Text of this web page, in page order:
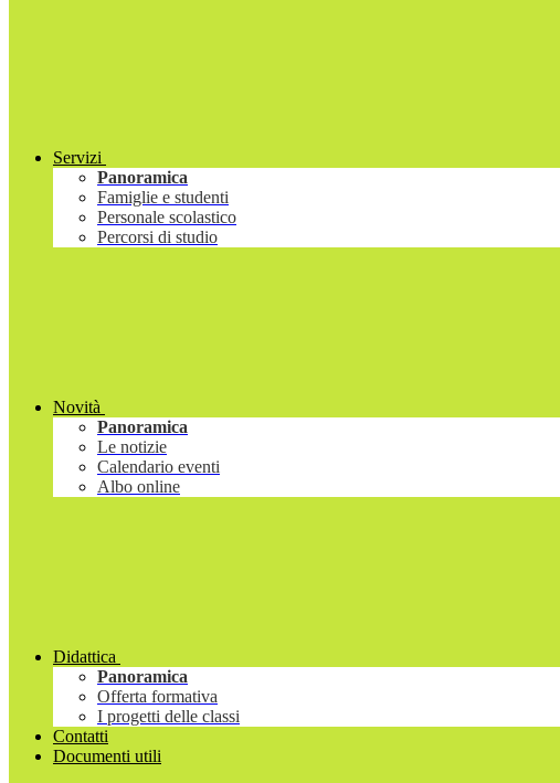
Servizi
Panoramica
Famiglie e studenti
Personale scolastico
Percorsi di studio
Novità
Panoramica
Le notizie
Calendario eventi
Albo online
Didattica
Panoramica
Offerta formativa
I progetti delle classi
Contatti
Documenti utili